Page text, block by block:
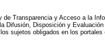
de Transparencia y Acceso a la
Difusión, Disposición y
sujetos obligados en los